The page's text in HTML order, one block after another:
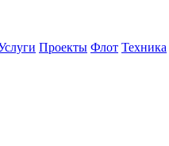
Проекты Флот Техника